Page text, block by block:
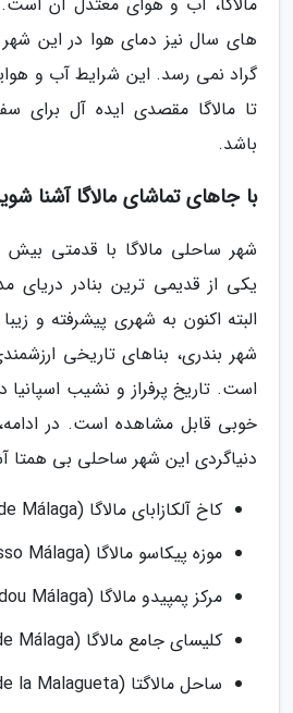
گراد نمی رسد. این شرایط آب و
تا مالاگا مقصدی ایده آل برای
باشد.
با جاهای تماشای مالاگا آشنا
یکی از قدیمی ترین بنادر دریای
البته اکنون به شهری پیشرفته و
شهر بندری، بناهای تاریخی
است. تاریخ پرفراز و نشیب اسپانیا
خوبی قابل مشاهده است. در
دنیاگردی این شهر ساحلی بی همتا
کاخ آلکازابای مالاگا (Alcazaba de Málaga)؛
موزه پیکاسو مالاگا (Museo Picasso Málaga)؛
مرکز پمپیدو مالاگا (Centre Pompidou Málaga)؛
کلیسای جامع مالاگا (Catedral de Málaga)؛
ساحل مالاگتا (Playa de la Malagueta)؛